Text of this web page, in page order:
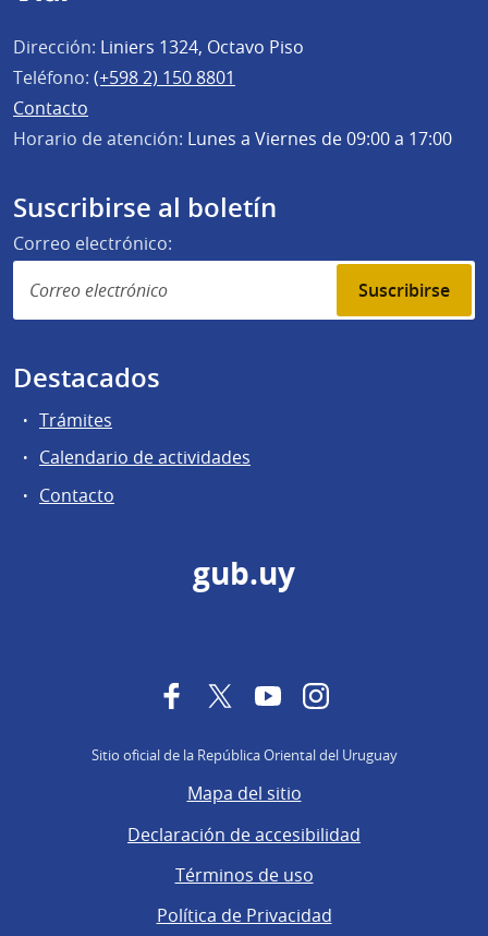
Dirección: Liniers 1324, Octavo Piso
Teléfono: (+598 2) 150 8801
Contacto
Horario de atención: Lunes a Viernes de 09:00 a 17:00
Suscribirse al boletín
Correo electrónico:
Suscribirse
Destacados
Trámites
Calendario de actividades
Contacto
gub.uy
FacebookTwitterYouTubeInstagram
Sitio oficial de la República Oriental del Uruguay
Mapa del sitio
Declaración de accesibilidad
Términos de uso
Política de Privacidad